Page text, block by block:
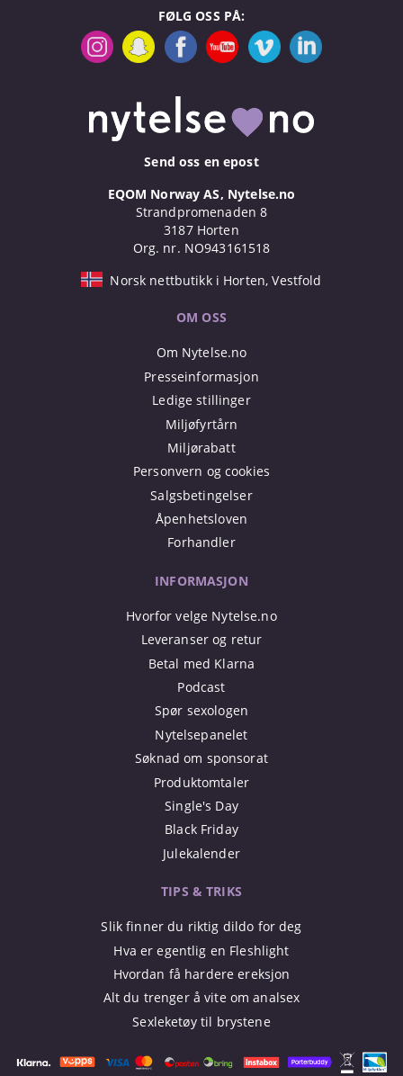
FØLG OSS PÅ:
Send oss en epost
EQOM Norway AS, Nytelse.no
Strandpromenaden 8
3187 Horten
Org. nr. NO943161518
Norsk nettbutikk i Horten, Vestfold
OM OSS
Om Nytelse.no
Presseinformasjon
Ledige stillinger
Miljøfyrtårn
Miljørabatt
Personvern og cookies
Salgsbetingelser
Åpenhetsloven
Forhandler
INFORMASJON
Hvorfor velge Nytelse.no
Leveranser og retur
Betal med Klarna
Podcast
Spør sexologen
Nytelsepanelet
Søknad om sponsorat
Produktomtaler
Single's Day
Black Friday
Julekalender
TIPS & TRIKS
Slik finner du riktig dildo for deg
Hva er egentlig en Fleshlight
Hvordan få hardere ereksjon
Alt du trenger å vite om analsex
Sexleketøy til brystene